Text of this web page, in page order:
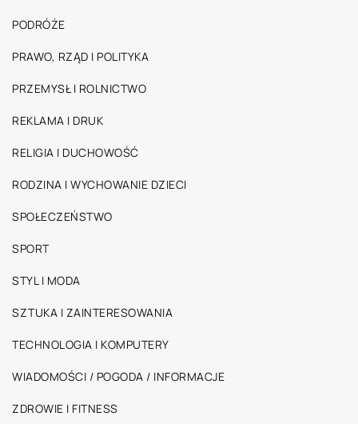
PODRÓŻE
PRAWO, RZĄD I POLITYKA
PRZEMYSŁ I ROLNICTWO
REKLAMA I DRUK
RELIGIA I DUCHOWOŚĆ
RODZINA I WYCHOWANIE DZIECI
SPOŁECZEŃSTWO
SPORT
STYL I MODA
SZTUKA I ZAINTERESOWANIA
TECHNOLOGIA I KOMPUTERY
WIADOMOŚCI / POGODA / INFORMACJE
ZDROWIE I FITNESS